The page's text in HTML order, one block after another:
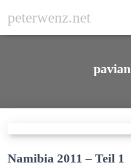
peterwenz.net
pavian
Namibia 2011 – Teil 1